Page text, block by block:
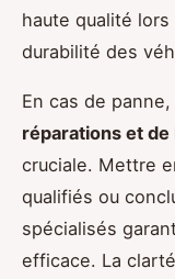
haute qualité
durabilité des
En cas de
réparations et de
cruciale. Mettre
qualifiés ou
spécialisés
efficace. La